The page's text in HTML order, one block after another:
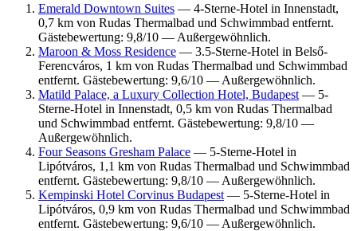
Emerald Downtown Suites — 4-Sterne-Hotel in Innenstadt,
0,7 km von Rudas Thermalbad und Schwimmbad entfernt.
Gästebewertung: 9,8/10 — Außergewöhnlich.
Maroon & Moss Residence — 3.5-Sterne-Hotel in Belső-
Ferencváros, 1 km von Rudas Thermalbad und Schwimmbad
entfernt. Gästebewertung: 9,6/10 — Außergewöhnlich.
Matild Palace, a Luxury Collection Hotel, Budapest — 5-
Sterne-Hotel in Innenstadt, 0,5 km von Rudas Thermalbad
und Schwimmbad entfernt. Gästebewertung: 9,8/10 —
Außergewöhnlich.
Four Seasons Gresham Palace — 5-Sterne-Hotel in
Lipótváros, 1,1 km von Rudas Thermalbad und Schwimmbad
entfernt. Gästebewertung: 9,8/10 — Außergewöhnlich.
Kempinski Hotel Corvinus Budapest — 5-Sterne-Hotel in
Lipótváros, 0,9 km von Rudas Thermalbad und Schwimmbad
entfernt. Gästebewertung: 9,6/10 — Außergewöhnlich.